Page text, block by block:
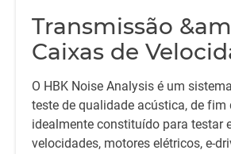
Transmissão
Caixas de
O HBK Noise Analysis é um
teste de qualidade acústica, de fim
idealmente constituído para testar
velocidades, motores elétricos, e-